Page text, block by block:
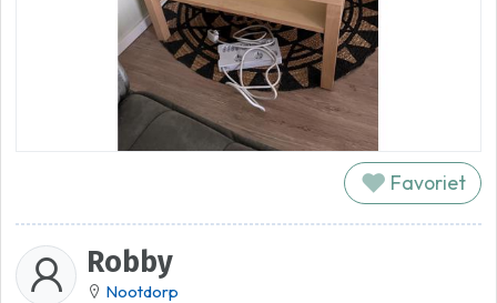
Favoriet
Robby
Nootdorp